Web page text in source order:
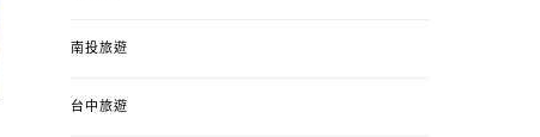
南投旅遊
台中旅遊